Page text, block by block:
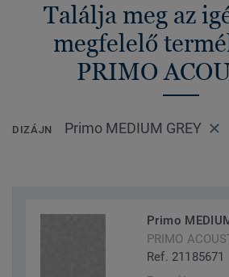
Találja meg az
megfelelő
PRIMO
DIZÁJN Primo MEDIUM GREY
Primo
PRIMO
Ref. 21185671